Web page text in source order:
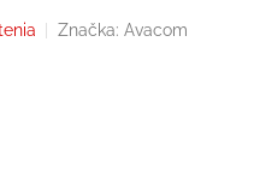
Značka: Avacom